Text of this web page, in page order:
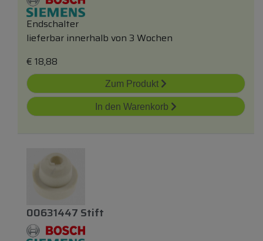
Endschalter
lieferbar innerhalb von 3 Wochen
€ 18,88
Zum Produkt
In den Warenkorb
00631447 Stift